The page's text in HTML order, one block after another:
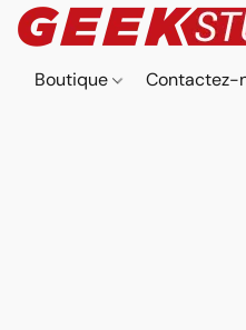
Boutique Contactez-